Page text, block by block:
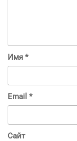
Имя *
Email *
Сайт